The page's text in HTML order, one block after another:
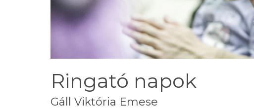
Ringató napok
Gáll Viktória Emese